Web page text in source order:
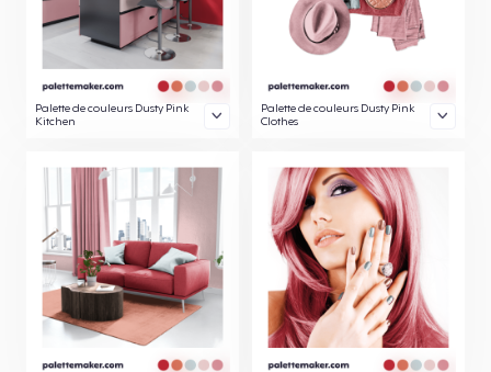
Palette de couleurs Dusty Pink
Kitchen
Palette de couleurs Dusty Pink
Clothes